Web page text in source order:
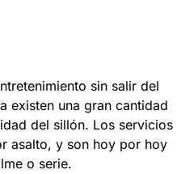
sin salir del
existen una gran cantidad
del sillón. Los servicios
asalto, y son hoy por hoy
o serie.